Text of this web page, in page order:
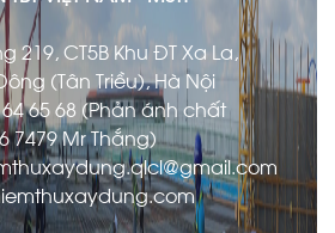
219, CT5B Khu ĐT Xa La,
(Tân Triều), Hà Nội
65 68 (Phản ánh chất
7479 Mr Thắng)